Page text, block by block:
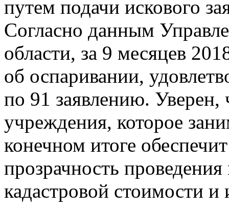
путем подачи искового
Согласно данным
области, за 9 месяцев
об оспаривании,
по 91 заявлению. Уверен,
учреждения, которое
конечном итоге
прозрачность
кадастровой стоимости и